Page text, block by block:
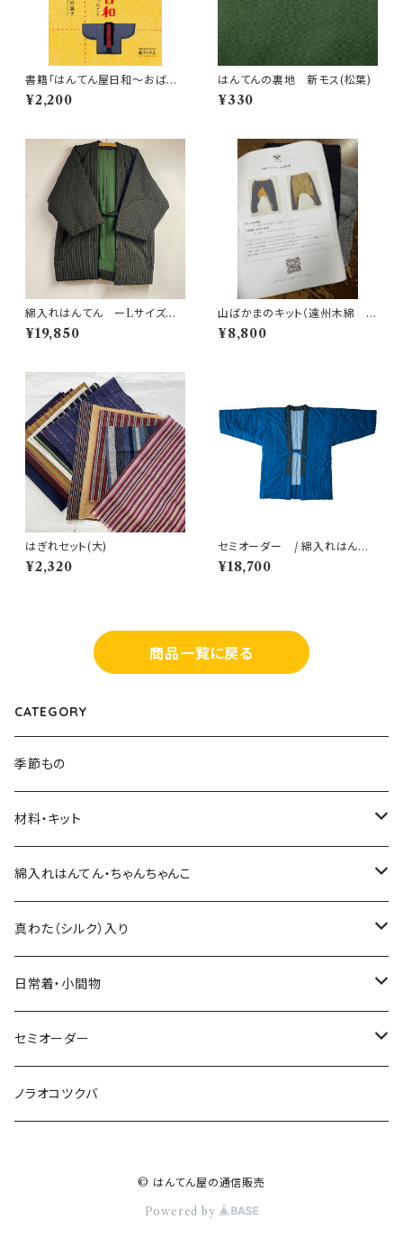
書籍「はんてん屋日和〜おばあ
ちゃんに教わったこと」
¥2,200
はんてんの裏地 新モス(松葉)
¥330
綿入れはんてん ーLサイズ
ー 伝縞
¥19,850
山ばかまのキット（遠州木綿 無
地紬 黒×グレー)
¥8,800
はぎれセット(大)
¥2,320
セミオーダー / 綿入れはんて
ん（生地A 遠州木綿)
¥18,700
商品一覧に戻る
CATEGORY
季節もの
材料・キット
綿入れキット
真わた（絹）の綿入れキット
わた・その他材料など
その他のキット
もんぺ
型紙、つくり方
綿入れはんてん・ちゃんちゃんこ
はんてん
ちゃんちゃんこ
綿入れ小物
真わた（シルク）入り
ひざ掛け、マフラー
日常着・小間物
まっすぐの服・エプロン
もんぺ
セミオーダー
綿入れはんてん・ちゃんちゃんこ
ノラオコツクバ
© はんてん屋の通信販売
Powered by